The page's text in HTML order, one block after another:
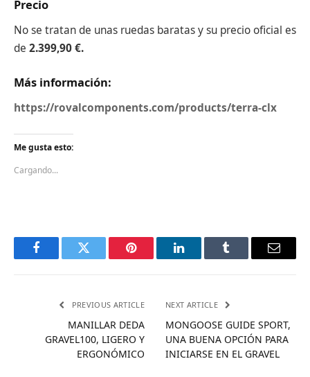
Precio
No se tratan de unas ruedas baratas y su precio oficial es
de 2.399,90 €.
Más información:
https://rovalcomponents.com/products/terra-clx
Me gusta esto:
Cargando...
FacebookTwitter Pinterest LinkedInTumblr Email
PREVIOUS ARTICLE
MANILLAR DEDA
GRAVEL100, LIGERO Y
ERGONÓMICO
NEXT ARTICLE
MONGOOSE GUIDE SPORT,
UNA BUENA OPCIÓN PARA
INICIARSE EN EL GRAVEL